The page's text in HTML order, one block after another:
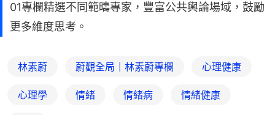
01專欄精選不同範疇專家，豐富公共輿論場域，鼓勵
更多維度思考。
林素蔚 蔚觀全局｜林素蔚專欄 心理健康
心理學 情緒 情緒病 情緒健康